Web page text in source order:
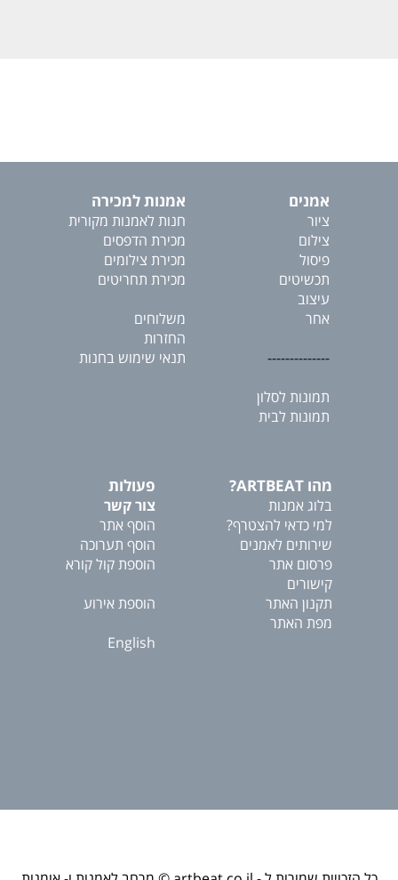
אמנים
ציור
צילום
פיסול
תכשיטים
עיצוב
אחר
--------------
תמונות לסלון
תמונות לבית
אמנות למכירה
חנות לאמנות מקורית
מכירת הדפסים
מכירת צילומים
מכירת תחריטים
משלוחים
החזרות
תנאי שימוש בחנות
מהו ARTBEAT?
בלוג אמנות
למי כדאי להצטרף?
שירותים לאמנים
פרסום אתר
קישורים
תקנון האתר
מפת האתר
פעולות
צור קשר
הוסף אתר
הוסף תערוכה
הוספת קול קורא
הוספת אירוע
English